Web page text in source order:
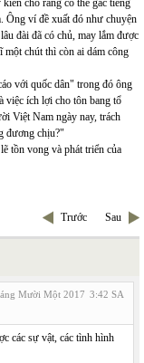
cho rằng có thể gác tiếng
Ông ví đề xuất đó như chuyện
đài đã có chủ, may lắm được
chút thì còn ai dám công
với quốc dân" trong đó ông
việc ích lợi cho tôn bang tổ
Việt Nam ngày nay, trách
đương chịu?"
tồn vong và phát triển của
Trước Sau
Mười Một 2017 3:42 SA
các sự vật, các tình hình